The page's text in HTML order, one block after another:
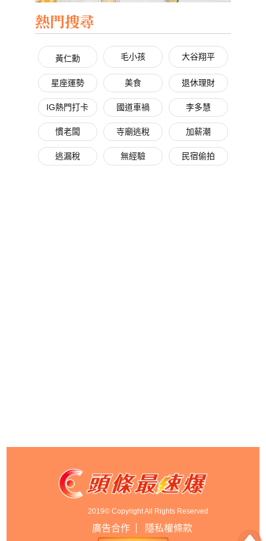
熱門搜尋
黃仁勳 毛小孩 大谷翔平
星座運勢 美食 退休理財
IG熱門打卡 國道車禍 李多慧
慣老闆 寺廟逃稅 加薪潮
逃漏稅 無經驗 民宿偷拍
2019© Copyright All Rights Reserved
廣告合作 隱私權條款